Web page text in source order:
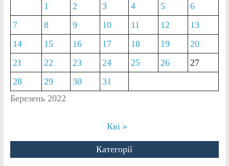
Березень 2022
1
2 3 4 5
6
7
8 9 10 11 12
13
14
15 16 17 18 19
20
21
22 23 24 25 26
27
28
29 30 31
Кві »
Категорії